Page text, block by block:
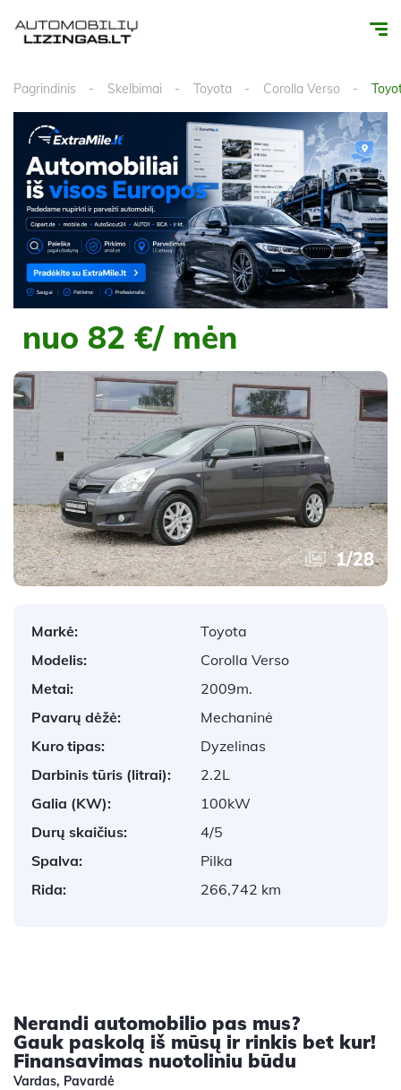
Pagrindinis Skelbimai Toyota Corolla Verso
nuo 82 €/ mėn
1/28
Markė:
Toyota
Modelis:
Corolla Verso
Metai:
2009m.
Pavarų dėžė:
Mechaninė
Kuro tipas:
Dyzelinas
Darbinis tūris (litrai):
2.2L
Galia (KW):
100kW
Durų skaičius:
4/5
Spalva:
Pilka
Rida:
266,742 km
Nerandi automobilio pas mus?
Gauk paskolą iš mūsų ir rinkis bet kur!
Finansavimas nuotoliniu būdu
Vardas, Pavardė